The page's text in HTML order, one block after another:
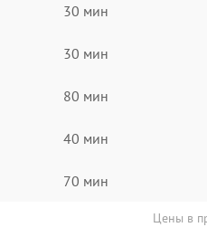
30 мин
30 мин
80 мин
40 мин
70 мин
Цены в